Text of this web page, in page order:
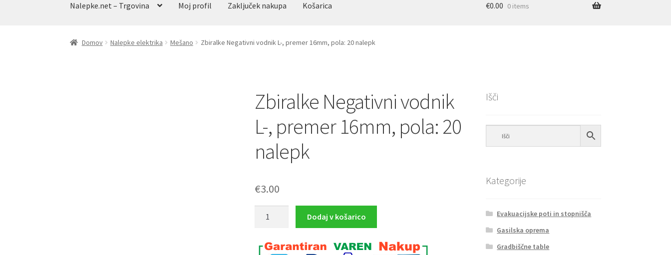
Nalepke.net – Trgovina Moj profil Zaključek nakupa Košarica €0.00 0 items
Domov Nalepke elektrika Mešano Zbiralke Negativni vodnik L-, premer 16mm, pola: 20 nalepk
Zbiralke Negativni vodnik
L-, premer 16mm, pola: 20
nalepk
€3.00
L-,
Dodaj v košarico
Išči
Kategorije
Evakuacijske poti in stopnišča
Gasilska oprema
Gradbiščne table